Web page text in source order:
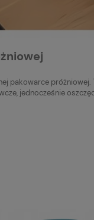
pakowarce próżniowej.
jednocześnie